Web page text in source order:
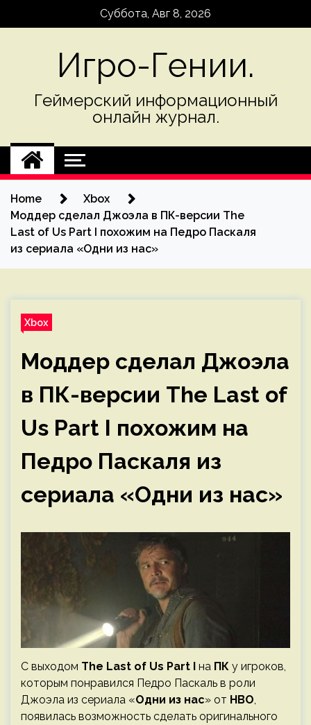
Суббота, Авг 8, 2026
Игро-Гении.
Геймерский информационный
онлайн журнал.
Home
Xbox
Моддер сделал Джоэла в ПК-версии The
Last of Us Part I похожим на Педро Паскаля
из сериала «Одни из нас»
Xbox
Моддер сделал Джоэла
в ПК-версии The Last of
Us Part I похожим на
Педро Паскаля из
сериала «Одни из нас»
С выходом The Last of Us Part I на ПК у игроков,
которым понравился Педро Паскаль в роли
Джоэла из сериала «Одни из нас» от HBO,
появилась возможность сделать оригинального